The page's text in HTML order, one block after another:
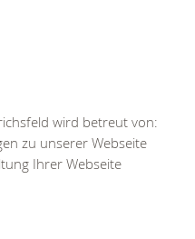
wird betreut von:
zu unserer Webseite
Ihrer Webseite